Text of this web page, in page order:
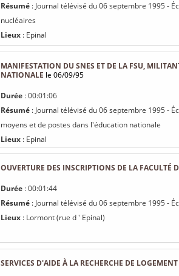
Résumé : Journal télévisé du 06 septembre 1995 -
nucléaires
Lieux : Epinal
MANIFESTATION DU SNES ET DE LA FSU,
NATIONALE le 06/09/95
Durée : 00:01:06
Résumé : Journal télévisé du 06 septembre 1995 -
moyens et de postes dans l'éducation nationale
Lieux : Epinal
OUVERTURE DES INSCRIPTIONS DE LA FACULTÉ
Durée : 00:01:44
Résumé : Journal télévisé du 06 septembre 1995 -
Lieux : Lormont (rue d ' Epinal)
SERVICES D'AIDE À LA RECHERCHE DE